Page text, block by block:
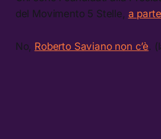
del Movimento 5 Stelle, a
No, Roberto Saviano non c’è.